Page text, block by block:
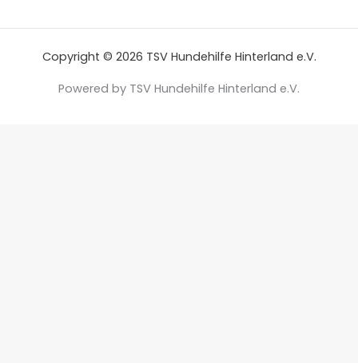
Copyright © 2026 TSV Hundehilfe Hinterland e.V.
Powered by TSV Hundehilfe Hinterland e.V.